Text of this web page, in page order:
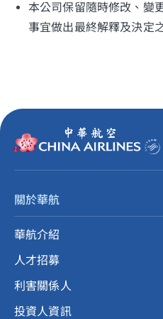
本公司保留隨時修改、變
事宜做出最終解釋及決定
關於華航
華航介紹
人才招募
利害關係人
投資人資訊